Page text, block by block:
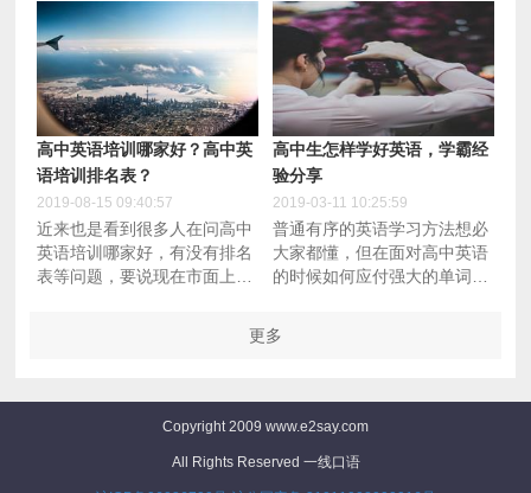
巧的
偏向于英语思维方式以及口语
练习等内容
高中英语培训哪家好？高中英
语培训排名表？
2019-08-15 09:40:57
近来也是看到很多人在问高中
英语培训哪家好，有没有排名
表等问题，要说现在市面上的
的英语培训到也不是很难，但
格、模式以及内容等都有所不
多加对比，至于高中英语培训
哪家机构比较好，笔者今天从
高中生怎样学好英语，学霸经
验分享
2019-03-11 10:25:59
普通有序的英语学习方法想必
大家都懂，但在面对高中英语
的时候如何应付强大的单词量
不见得能够奏效，此外在加上
英语学习本身很是枯燥无味很
语呢，且看学霸经验分享。
更多
Copyright 2009 www.e2say.com
All Rights Reserved 一线口语